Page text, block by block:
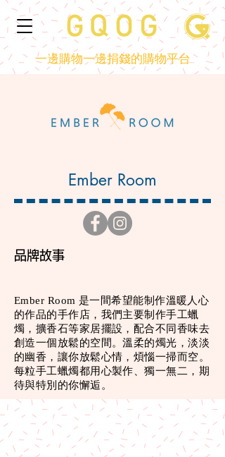
一邊購物一邊捐錢的購物平台
Ember Room
品牌故事
Ember Room 是一間希望能制作溫暖人心
的作品的手作店，我們主要制作手工蠟
燭，擴香石等家居擺設，配合不同香味去
創造一個放鬆的空間。溫柔的燭光，淡淡
的幽香，讓你放鬆心情，煩惱一掃而空。
每粒手工蠟燭都用心製作、獨一無二，期
待與特別的你懈逅。